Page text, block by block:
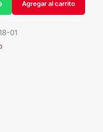
Agregar al carrito
01